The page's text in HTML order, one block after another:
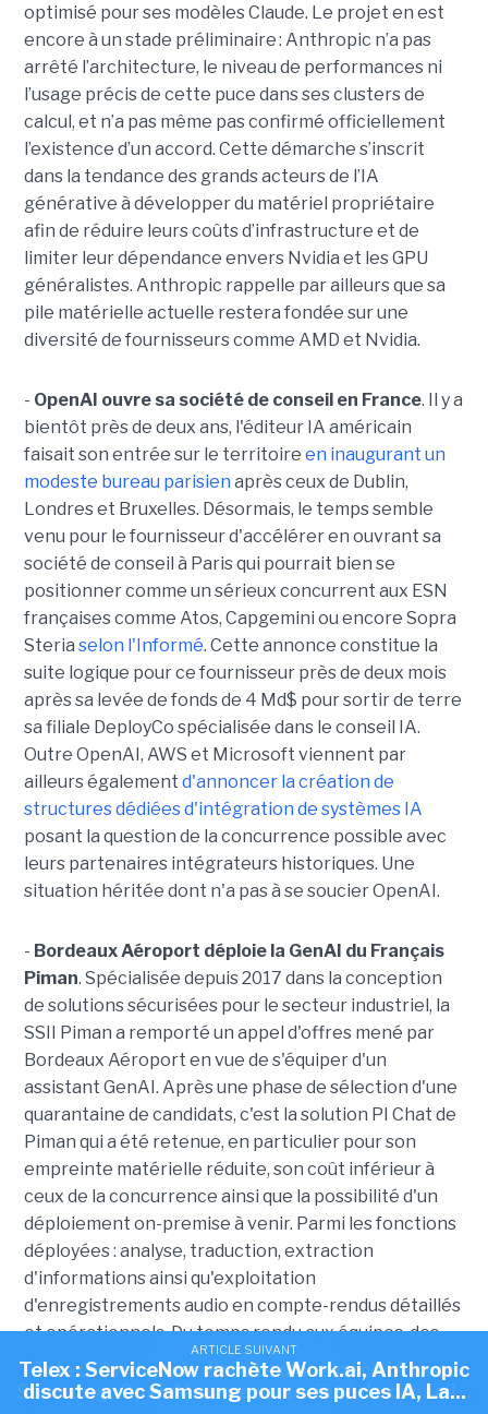
ARTICLE SUIVANT
Telex : Anthropic discute d'une puce IA avec
Samsung, OpenAI ouvre sa société de conseil...
optimisé pour ses modèles Claude. Le projet en est
encore à un stade préliminaire : Anthropic n’a pas
arrêté l’architecture, le niveau de performances ni
l’usage précis de cette puce dans ses clusters de
calcul, et n’a pas même pas confirmé officiellement
l’existence d’un accord. Cette démarche s’inscrit
dans la tendance des grands acteurs de l’IA
générative à développer du matériel propriétaire
afin de réduire leurs coûts d’infrastructure et de
limiter leur dépendance envers Nvidia et les GPU
généralistes. Anthropic rappelle par ailleurs que sa
pile matérielle actuelle restera fondée sur une
diversité de fournisseurs comme AMD et Nvidia.
- OpenAI ouvre sa société de conseil en France. Il y a
bientôt près de deux ans, l'éditeur IA américain
faisait son entrée sur le territoire en inaugurant un
modeste bureau parisien après ceux de Dublin,
Londres et Bruxelles. Désormais, le temps semble
venu pour le fournisseur d'accélérer en ouvrant sa
société de conseil à Paris qui pourrait bien se
positionner comme un sérieux concurrent aux ESN
françaises comme Atos, Capgemini ou encore Sopra
Steria selon l'Informé. Cette annonce constitue la
suite logique pour ce fournisseur près de deux mois
après sa levée de fonds de 4 Md$ pour sortir de terre
sa filiale DeployCo spécialisée dans le conseil IA.
Outre OpenAI, AWS et Microsoft viennent par
ailleurs également d'annoncer la création de
structures dédiées d'intégration de systèmes IA
posant la question de la concurrence possible avec
leurs partenaires intégrateurs historiques. Une
situation héritée dont n'a pas à se soucier OpenAI.
- Bordeaux Aéroport déploie la GenAI du Français
Piman. Spécialisée depuis 2017 dans la conception
de solutions sécurisées pour le secteur industriel, la
SSII Piman a remporté un appel d'offres mené par
Bordeaux Aéroport en vue de s'équiper d'un
assistant GenAI. Après une phase de sélection d'une
quarantaine de candidats, c'est la solution PI Chat de
Piman qui a été retenue, en particulier pour son
empreinte matérielle réduite, son coût inférieur à
ceux de la concurrence ainsi que la possibilité d'un
déploiement on-premise à venir. Parmi les fonctions
déployées : analyse, traduction, extraction
d'informations ainsi qu'exploitation
d'enregistrements audio en compte-rendus détaillés
et opérationnels. Du temps rendu aux équipes, des
tâches répétitives allégées et une charge
administrative réduite sont avancées. « Avec PI Chat,
ARTICLE SUIVANT
Telex : ServiceNow rachète Work.ai, Anthropic
discute avec Samsung pour ses puces IA, La...